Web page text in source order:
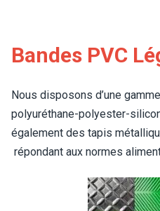
Bandes PVC
Nous disposons d’une
polyuréthane-polyester-
également des tapis
répondant aux normes